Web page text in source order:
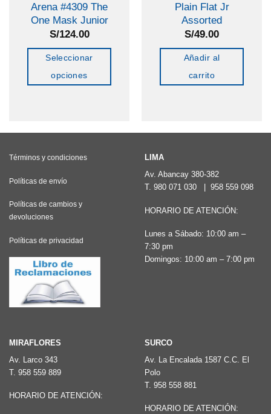
Arena #4309 The
One Mask Junior
S/124.00
Seleccionar
opciones
variantes.
se
elegir
en
la
página
de
Plain Flat Jr
Assorted
S/49.00
Añadir al
carrito
Términos y condiciones
Políticas de envío
Políticas de cambios y
devoluciones
Políticas de privacidad
LIMA
Av. Abancay 380-382
T. 980 071 030 958 559 098
HORARIO DE ATENCIÓN:
Lunes a Sábado: 10:00 am –
7:30 pm
Domingos: 10:00 am – 7:00 pm
MIRAFLORES
Av. Larco 343
T. 958 559 889
HORARIO DE ATENCIÓN:
SURCO
Av. La Encalada 1587 C.C. El
Polo
T. 958 558 881
HORARIO DE ATENCIÓN: